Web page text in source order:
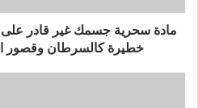
مادة سحرية جسمك غير قادر على
خطيرة كالسرطان وقصور